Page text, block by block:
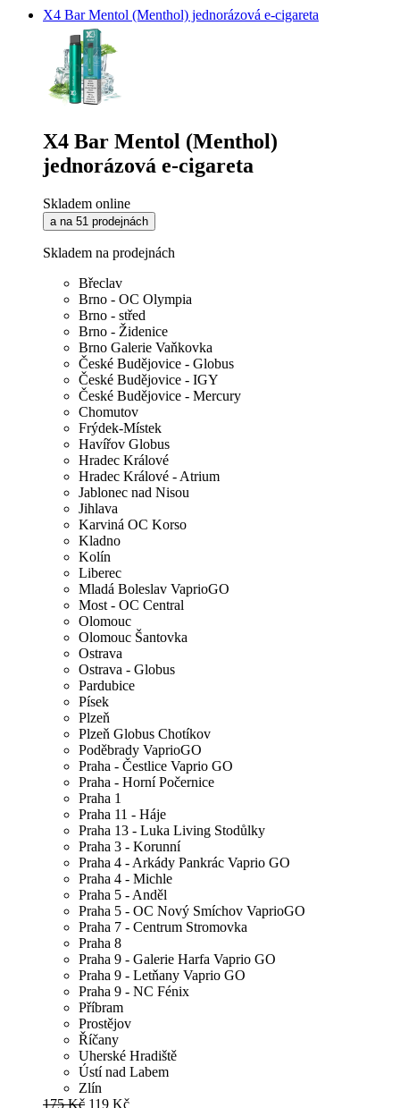
X4 Bar Mentol (Menthol) jednorázová e-cigareta
X4 Bar Mentol (Menthol)
jednorázová e-cigareta
Skladem online
a na 51 prodejnách
Skladem na prodejnách
Břeclav
Brno - OC Olympia
Brno - střed
Brno - Židenice
Brno Galerie Vaňkovka
České Budějovice - Globus
České Budějovice - IGY
České Budějovice - Mercury
Chomutov
Frýdek-Místek
Havířov Globus
Hradec Králové
Hradec Králové - Atrium
Jablonec nad Nisou
Jihlava
Karviná OC Korso
Kladno
Kolín
Liberec
Mladá Boleslav VaprioGO
Most - OC Central
Olomouc
Olomouc Šantovka
Ostrava
Ostrava - Globus
Pardubice
Písek
Plzeň
Plzeň Globus Chotíkov
Poděbrady VaprioGO
Praha - Čestlice Vaprio GO
Praha - Horní Počernice
Praha 1
Praha 11 - Háje
Praha 13 - Luka Living Stodůlky
Praha 3 - Korunní
Praha 4 - Arkády Pankrác Vaprio GO
Praha 4 - Michle
Praha 5 - Anděl
Praha 5 - OC Nový Smíchov VaprioGO
Praha 7 - Centrum Stromovka
Praha 8
Praha 9 - Galerie Harfa Vaprio GO
Praha 9 - Letňany Vaprio GO
Praha 9 - NC Fénix
Příbram
Prostějov
Říčany
Uherské Hradiště
Ústí nad Labem
Zlín
175 Kč 119 Kč